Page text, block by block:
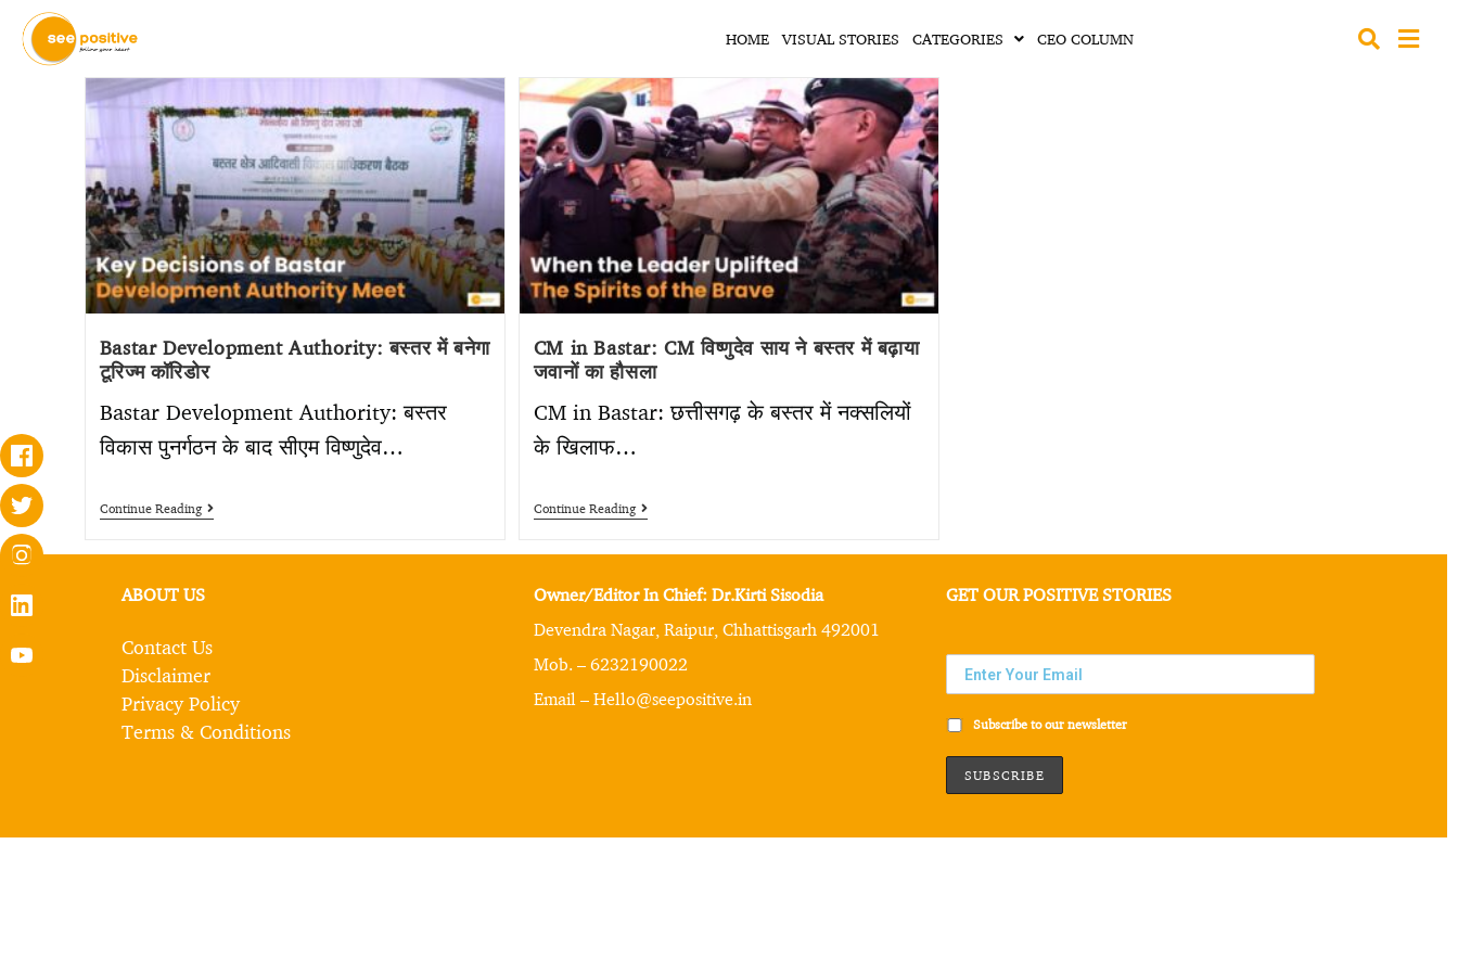
HOME VISUAL STORIES CATEGORIES CEO COLUMN
Bastar Development Authority: बस्तर में बनेगा
टूरिज्म कॉरिडोर
Bastar Development Authority: बस्तर
विकास पुनर्गठन के बाद सीएम विष्णुदेव…
Continue Reading
CM in Bastar: CM विष्णुदेव साय ने बस्तर में बढ़ाया
जवानों का हौसला
CM in Bastar: छत्तीसगढ़ के बस्तर में नक्सलियों
के खिलाफ…
Continue Reading
ABOUT US
Contact Us
Disclaimer
Privacy Policy
Terms & Conditions
Owner/Editor In Chief: Dr.Kirti Sisodia
Devendra Nagar, Raipur, Chhattisgarh 492001
Mob. – 6232190022
Email – Hello@seepositive.in
GET OUR POSITIVE STORIES
Subscribe to our newsletter